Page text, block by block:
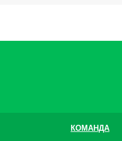
КОМАНДА